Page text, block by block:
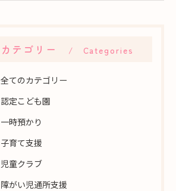
カテゴリー Categories
全てのカテゴリー
認定こども園
一時預かり
子育て支援
児童クラブ
障がい児通所支援